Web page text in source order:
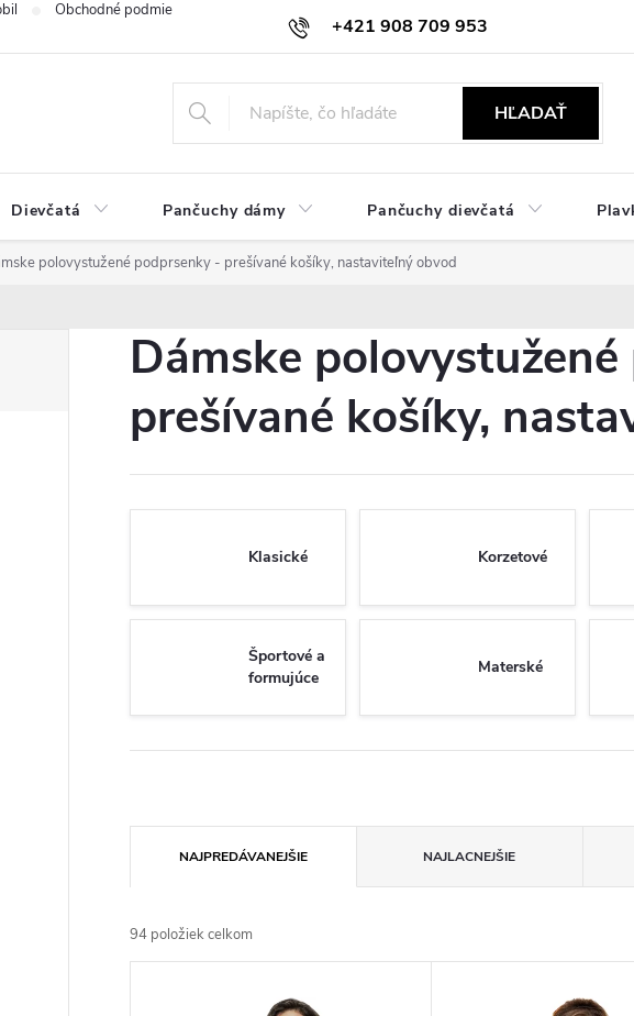
+421 908 709 953
objednavky@ibielizen.sk
Obchodné podmienky
HĽADAŤ
Dievčatá Pančuchy dámy Pančuchy dievčatá
polovystužené podprsenky - prešívané košíky, nastaviteľný obvod
Dámske
prešívané košíky,
Klasické Korzetové
Športové a
formujúce
Materské
a
d
NAJPREDÁVANEJŠIE NAJLACNEJŠIE
94 položiek celkom